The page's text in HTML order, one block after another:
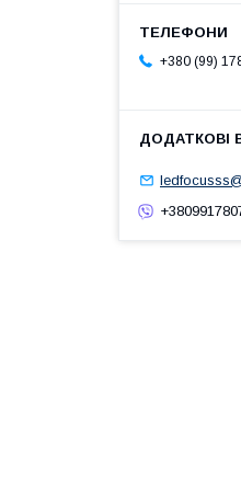
+380 (99)